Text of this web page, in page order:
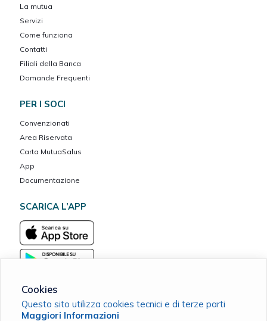
La mutua
Servizi
Come funziona
Contatti
Filiali della Banca
Domande Frequenti
PER I SOCI
Convenzionati
Area Riservata
Carta MutuaSalus
App
Documentazione
SCARICA L’APP
Cookies
Questo sito utilizza cookies tecnici e di terze parti
Maggiori Informazioni